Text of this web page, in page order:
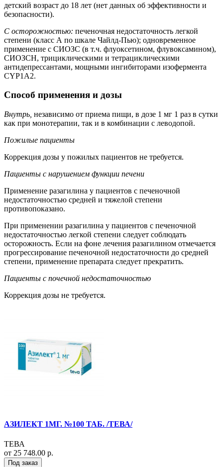
детский возраст до 18 лет (нет данных об эффективности и
безопасности).
С осторожностью: печеночная недостаточность легкой
степени (класс А по шкале Чайлд-Пью); одновременное
применение с СИОЗС (в т.ч. флуоксетином, флувоксамином),
СИОЗСН, трициклическими и тетрациклическими
антидепрессантами, мощными ингибиторами изофермента
CYP1A2.
Способ применения и дозы
Внутрь, независимо от приема пищи, в дозе 1 мг 1 раз в сутки
как при монотерапии, так и в комбинации с леводопой.
Пожилые пациенты
Коррекция дозы у пожилых пациентов не требуется.
Пациенты с нарушением функции печени
Применение разагилина у пациентов с печеночной
недостаточностью средней и тяжелой степени
противопоказано.
При применении разагилина у пациентов с печеночной
недостаточностью легкой степени следует соблюдать
осторожность. Если на фоне лечения разагилином отмечается
прогрессирование печеночной недостаточности до средней
степени, применение препарата следует прекратить.
Пациенты с почечной недостаточностью
Коррекция дозы не требуется.
АЗИЛЕКТ 1МГ. №100 ТАБ. /ТЕВА/
ТЕВА
от 25 748.00 р.
Под заказ